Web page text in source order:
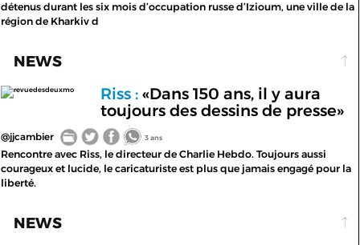
détenus durant les six mois d’occupation russe d’Izioum, une ville de la
région de Kharkiv d
NEWS
revuedesdeuxmo Riss :«Dans 150 ans, il y aura
toujours des dessins de presse»
@jjcambier 3 ans
Rencontre avec Riss, le directeur de Charlie Hebdo. Toujours aussi
courageux et lucide, le caricaturiste est plus que jamais engagé pour la
liberté.
NEWS